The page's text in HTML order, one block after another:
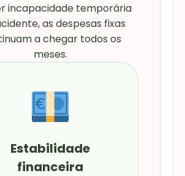
incapacidade temporária
as despesas fixas
a chegar todos os
meses.
Estabilidade
financeira